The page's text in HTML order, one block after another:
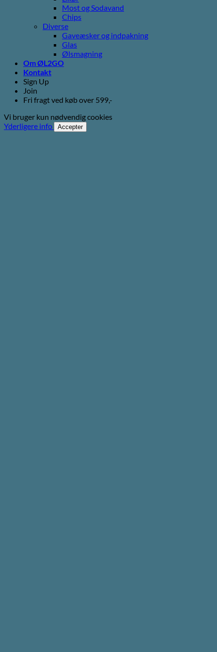
Most og Sodavand
Chips
Diverse
Gaveæsker og indpakning
Glas
Ølsmagning
Om ØL2GO
Kontakt
Sign Up
Join
Fri fragt ved køb over 599,-
Vi bruger kun nødvendig cookies
Yderligere info
Accepter